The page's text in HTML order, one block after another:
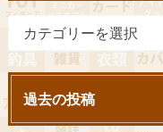
過去の投稿